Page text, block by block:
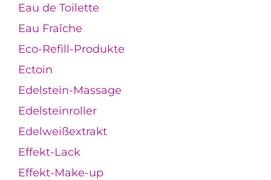
Eau de Toilette
Eau Fraîche
Eco-Refill-Produkte
Ectoin
Edelstein-Massage
Edelsteinroller
Edelweißextrakt
Effekt-Lack
Effekt-Make-up